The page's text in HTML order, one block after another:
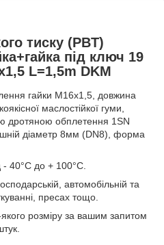
тиску (РВT)
під ключ 19
L=1,5m DKM
гайки М16х1,5, довжина
маслостійкої гуми,
дротяною обплетення 1SN
діаметр 8мм (DN8), форма
- 40°С до + 100°С.
автомобільній та
пресах тощо.
розміру за вашим запитом